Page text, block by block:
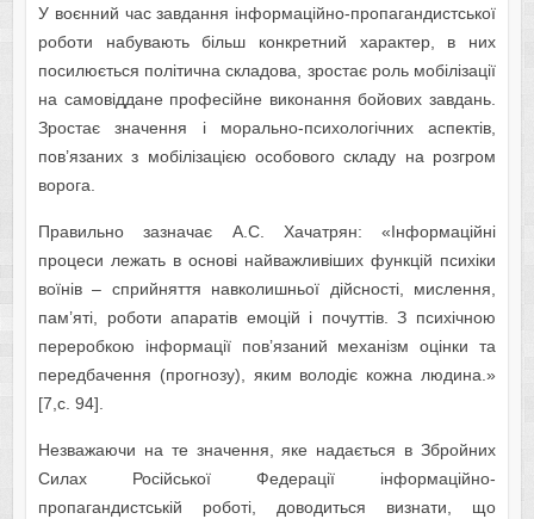
У воєнний час завдання інформаційно-пропагандистської
роботи набувають більш конкретний характер, в них
посилюється політична складова, зростає роль мобілізації
на самовіддане професійне виконання бойових завдань.
Зростає значення і морально-психологічних аспектів,
пов’язаних з мобілізацією особового складу на розгром
ворога.
Правильно зазначає А.С. Хачатрян: «Інформаційні
процеси лежать в основі найважливіших функцій психіки
воїнів – сприйняття навколишньої дійсності, мислення,
пам’яті, роботи апаратів емоцій і почуттів. З психічною
переробкою інформації пов’язаний механізм оцінки та
передбачення (прогнозу), яким володіє кожна людина.»
[7,c. 94].
Незважаючи на те значення, яке надається в Збройних
Силах Російської Федерації інформаційно-
пропагандистській роботі, доводиться визнати, що